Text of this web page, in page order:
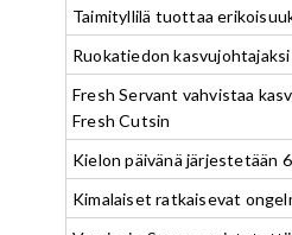
Taimityllilä tuottaa
Ruokatiedon
Fresh Servant vahvistaa
Fresh Cutsin
Kielon päivänä järjestetään
Kimalaiset ratkaisevat